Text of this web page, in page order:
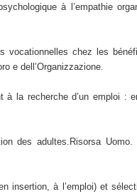
à l’empathie
chez les
e dell’Organizzazione.
à la recherche d’un emploi :
des adultes.Risorsa
insertion, à l’emploi) et